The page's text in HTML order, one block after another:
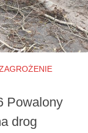
Powalony
drog